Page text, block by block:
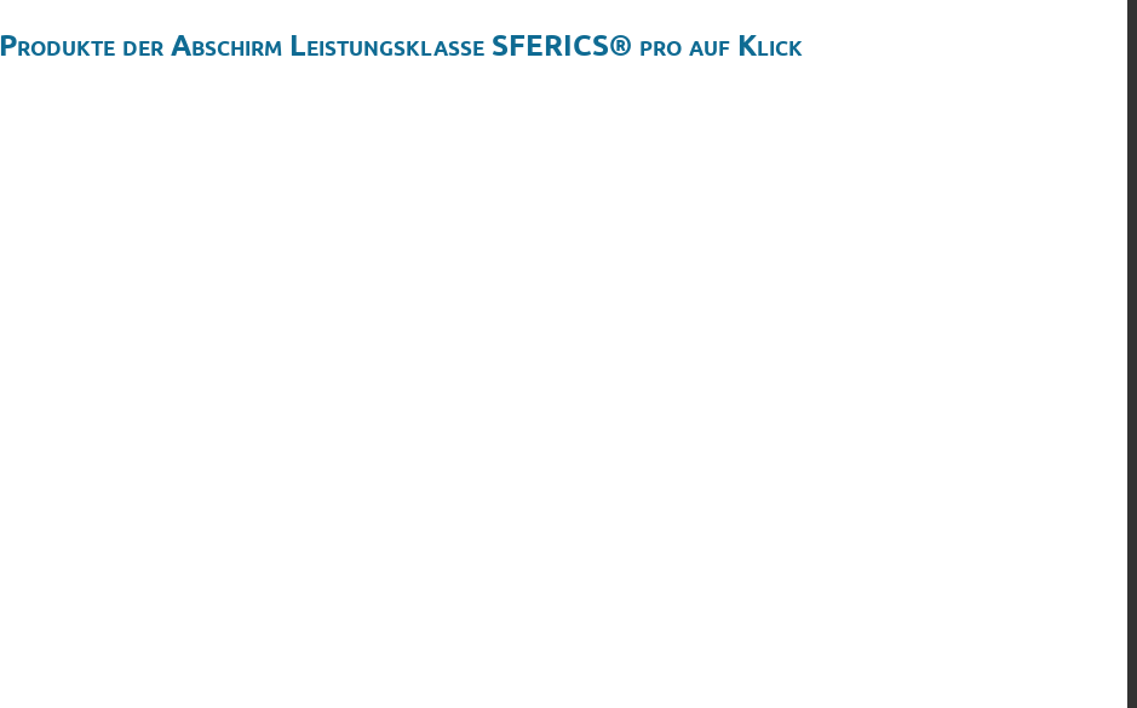
Produkte der Abschirm Leistungsklasse SFERICS® pro auf Klick